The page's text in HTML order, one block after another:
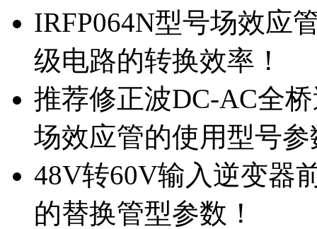
IRFP064N型号场效应
级电路的转换效率！
推荐修正波DC-AC全
场效应管的使用型号参
48V转60V输入逆变器
的替换管型参数！